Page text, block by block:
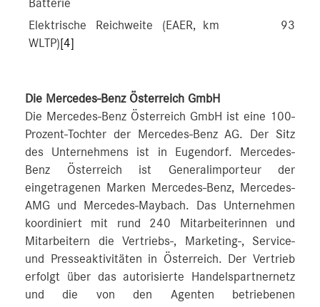
Batterie
Elektrische Reichweite (EAER,
WLTP)[4]
km 93-101
Die Mercedes-Benz Österreich GmbH
Die Mercedes-Benz Österreich GmbH ist eine 100-
Prozent-Tochter der Mercedes-Benz AG. Der Sitz
des Unternehmens ist in Eugendorf. Mercedes-
Benz Österreich ist Generalimporteur der
eingetragenen Marken Mercedes-Benz, Mercedes-
AMG und Mercedes-Maybach. Das Unternehmen
koordiniert mit rund 240 Mitarbeiterinnen und
Mitarbeitern die Vertriebs-, Marketing-, Service-
und Presseaktivitäten in Österreich. Der Vertrieb
erfolgt über das autorisierte Handelspartnernetz
und die von den Agenten betriebenen